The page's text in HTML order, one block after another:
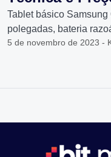
Tablet básico Samsung
polegadas, bateria
5 de novembro de 2023 -